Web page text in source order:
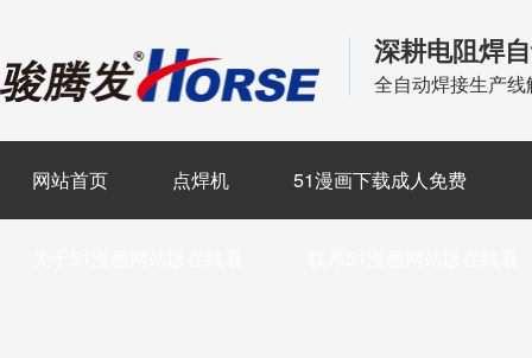
深耕电阻焊
全自动焊接生产
网站首页 点焊机 51漫画下载成人免费